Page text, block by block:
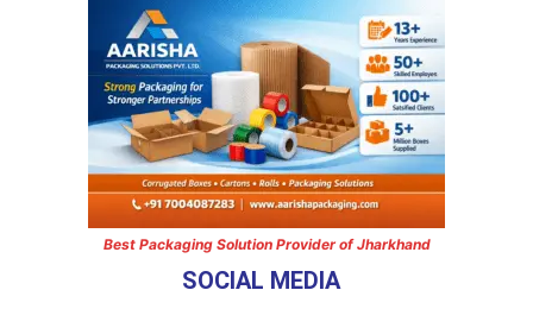
Best Packaging Solution Provider of Jharkhand
SOCIAL MEDIA